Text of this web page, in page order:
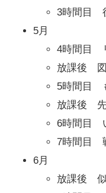
3時間目
5月
4時間目
放課後 図
5時間目
放課後 先
6時間目
7時間目
6月
放課後